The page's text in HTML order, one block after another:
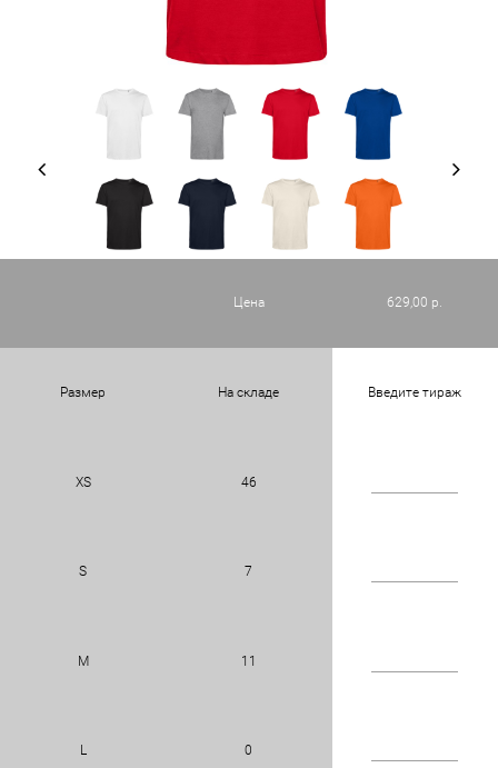
Цена 629,00 р.
Размер На складе Введите тираж
XS 46
S 7
M 11
L 0